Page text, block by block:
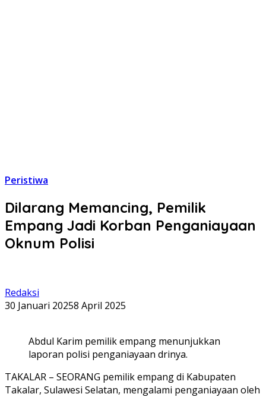
Peristiwa
Dilarang Memancing, Pemilik
Empang Jadi Korban Penganiayaan
Oknum Polisi
Redaksi
30 Januari 20258 April 2025
Abdul Karim pemilik empang menunjukkan
laporan polisi penganiayaan drinya.
TAKALAR – SEORANG pemilik empang di Kabupaten
Takalar, Sulawesi Selatan, mengalami penganiayaan oleh